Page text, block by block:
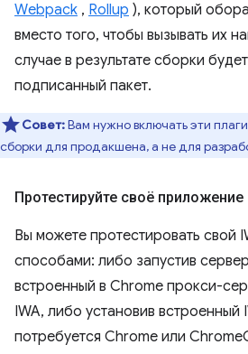
Webpack , Rollup ), который
вместо того, чтобы вызывать их
случае в результате сборки
подписанный пакет.
Совет:Вам нужно включать эти
сборки для продакшена, а не для
Протестируйте своё приложение
Вы можете протестировать свой
способами: либо запустив
встроенный в Chrome прокси-
IWA, либо установив встроенный
потребуется Chrome или